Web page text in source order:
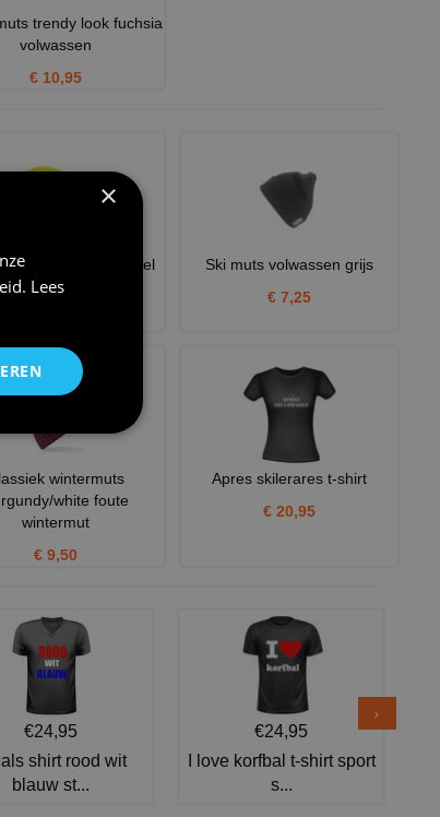
trendy look fuchsia
volwassen
€ 10,95
fluoriserend geel
Beanie
Ski muts volwassen grijs
€ 7,25
wintermuts
white foute
wintermut
€ 9,50
Apres skilerares t-shirt
€ 20,95
€24,95
shirt rood wit
blauw st...
€24,95
I love korfbal t-shirt sport
s...
×
. Lees